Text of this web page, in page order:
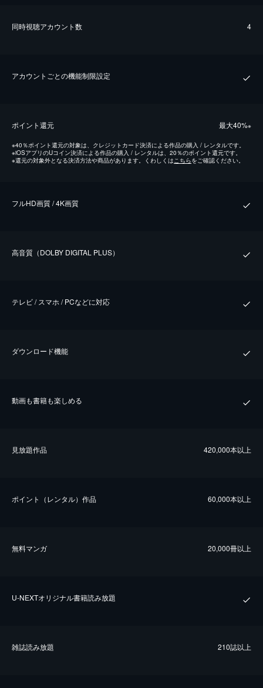
同時視聴アカウント数 4
アカウントごとの機能制限設定
ポイント還元 最⼤40%※
※40％ポイント還元の対象は、クレジットカード決済による作品の購入 / レンタルです。
※iOSアプリのUコイン決済による作品の購入 / レンタルは、20％のポイント還元です。
※還元の対象外となる決済方法や商品があります。くわしくはこちらをご確認ください。
フルHD画質 / 4K画質
⾼⾳質（DOLBY DIGITAL PLUS）
テレビ / スマホ / PCなどに対応
ダウンロード機能
動画も書籍も楽しめる
⾒放題作品 420,000本以上
ポイント（レンタル）作品 60,000本以上
無料マンガ 20,000冊以上
U-NEXTオリジナル書籍読み放題
雑誌読み放題 210誌以上